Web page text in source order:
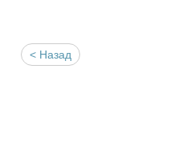
< Назад